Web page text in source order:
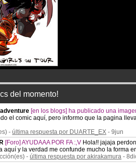
del momento!
[en los blogs] ha publicado una
el comic aquí, pero informo que la pagina
-última respuesta por DUARTE_EX - 9jun
[Foro] AYUDAAA POR FA :,V Hola!! jajaja
aquí y la verdad me confunde mucho la forma
-última respuesta por akirakamura -